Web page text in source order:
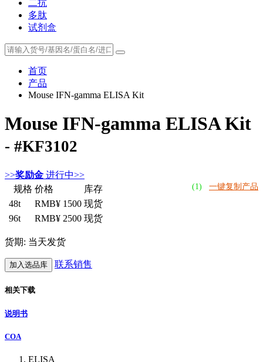
二抗
多肽
试剂盒
首页
产品
Mouse IFN-gamma ELISA Kit
Mouse IFN-gamma ELISA Kit
- #KF3102
>>奖励金 进行中>>
(1) 一键复制产品
规格 价格
库存
48t
RMB¥ 1500 现货
96t
RMB¥ 2500 现货
货期: 当天发货
加入选品库 联系销售
相关下载
说明书
COA
ELISA